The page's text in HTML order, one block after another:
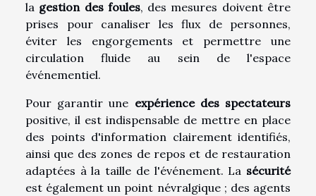
la gestion des foules, des mesures doivent être
prises pour canaliser les flux de personnes,
éviter les engorgements et permettre une
circulation fluide au sein de l'espace
événementiel.
Pour garantir une expérience des spectateurs
positive, il est indispensable de mettre en place
des points d'information clairement identifiés,
ainsi que des zones de repos et de restauration
adaptées à la taille de l'événement. La sécurité
est également un point névralgique ; des agents